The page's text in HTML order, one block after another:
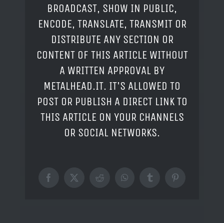
BROADCAST, SHOW IN PUBLIC,
ENCODE, TRANSLATE, TRANSMIT OR
DISTRIBUTE ANY SECTION OR
CONTENT OF THIS ARTICLE WITHOUT
A WRITTEN APPROVAL BY
METALHEAD.IT. IT'S ALLOWED TO
POST OR PUBLISH A DIRECT LINK TO
THIS ARTICLE ON YOUR CHANNELS
OR SOCIAL NETWORKS.
Facebook
X RedditWhatsAppTumblrPinterest